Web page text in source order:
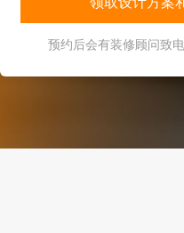
预约后会有装修顾问致